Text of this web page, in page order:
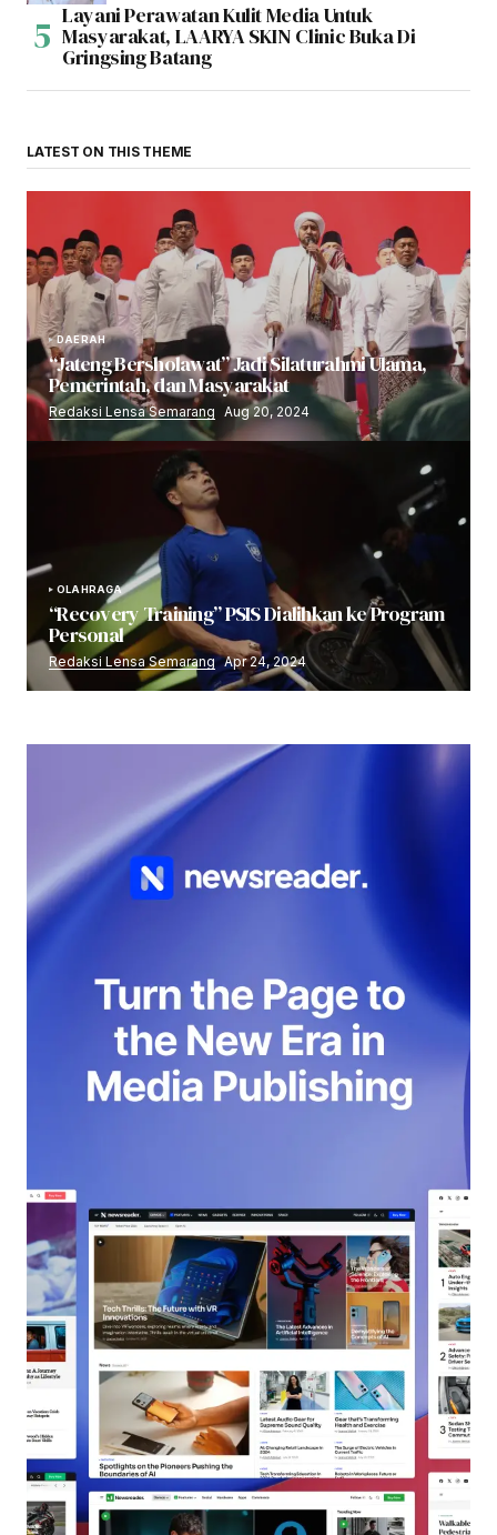
Layani Perawatan Kulit Media Untuk
Masyarakat, LAARYA SKIN Clinic Buka Di
Gringsing Batang
LATEST ON THIS THEME
DAERAH
“Jateng Bersholawat” Jadi Silaturahmi Ulama,
Pemerintah, dan Masyarakat
Redaksi Lensa Semarang Aug 20, 2024
OLAHRAGA
“Recovery Training” PSIS Dialihkan ke Program
Personal
Redaksi Lensa Semarang Apr 24, 2024